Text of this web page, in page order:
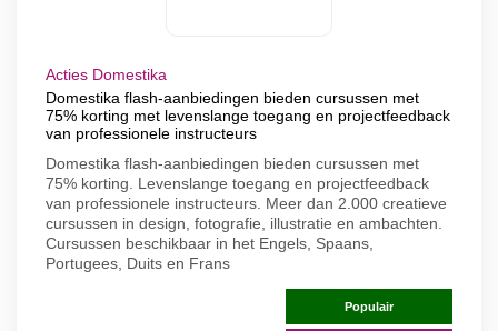
Acties Domestika
Domestika flash-aanbiedingen bieden cursussen met
75% korting met levenslange toegang en projectfeedback
van professionele instructeurs
Domestika flash-aanbiedingen bieden cursussen met
75% korting. Levenslange toegang en projectfeedback
van professionele instructeurs. Meer dan 2.000 creatieve
cursussen in design, fotografie, illustratie en ambachten.
Cursussen beschikbaar in het Engels, Spaans,
Portugees, Duits en Frans
Populair